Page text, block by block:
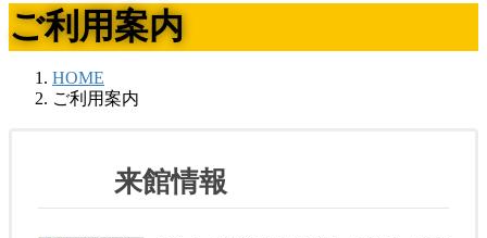
ご利用案内
HOME
ご利用案内
来館情報